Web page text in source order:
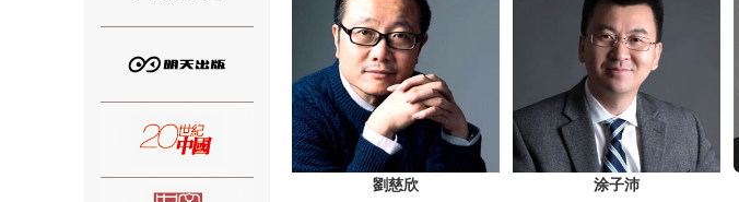
劉慈欣 涂子沛